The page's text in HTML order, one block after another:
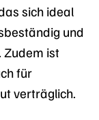
sich ideal
und
Zudem ist
für
verträglich.